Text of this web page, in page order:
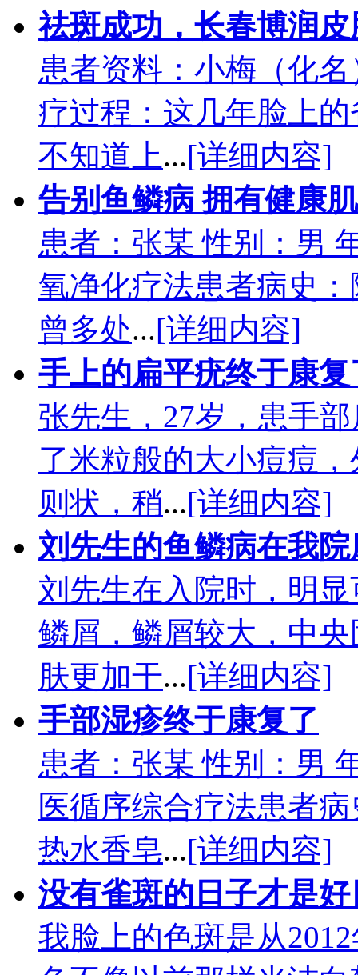
祛斑成功，长春博润
患者资料：小梅（化
疗过程：这几年脸上
不知道上...[详细内容]
告别鱼鳞病 拥有健康
患者：张某 性别：男
氧净化疗法患者病史
曾多处...[详细内容]
手上的扁平疣终于康复
张先生，27岁，患手
了米粒般的大小痘痘
则状，稍...[详细内容]
刘先生的鱼鳞病在我院
刘先生在入院时，明
鳞屑，鳞屑较大，中
肤更加干...[详细内容]
手部湿疹终于康复了
患者：张某 性别：男
医循序综合疗法患者
热水香皂...[详细内容]
没有雀斑的日子才是好
我脸上的色斑是从